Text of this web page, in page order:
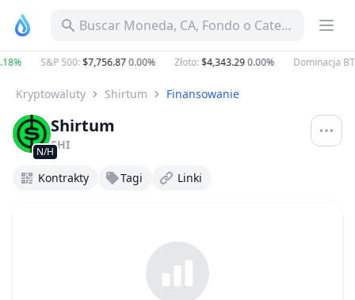
Buscar Moneda, CA, Fondo o Categoría
S&P 500:$7,756.870.00% Złoto:$4,343.290.00% Dominacja
Kryptowaluty Shirtum Finansowanie
N/H
Shirtum
SHI
Kontrakty Tagi Linki